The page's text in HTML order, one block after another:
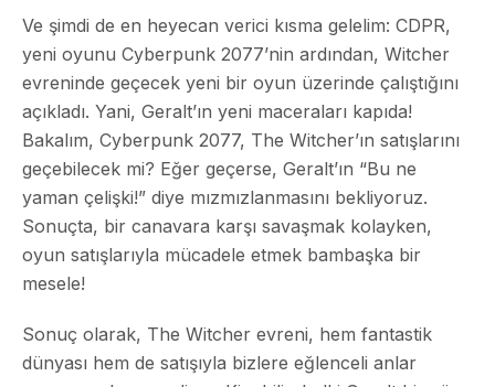
Ve şimdi de en heyecan verici kısma gelelim: CDPR,
yeni oyunu Cyberpunk 2077’nin ardından, Witcher
evreninde geçecek yeni bir oyun üzerinde çalıştığını
açıkladı. Yani, Geralt’ın yeni maceraları kapıda!
Bakalım, Cyberpunk 2077, The Witcher’ın satışlarını
geçebilecek mi? Eğer geçerse, Geralt’ın “Bu ne
yaman çelişki!” diye mızmızlanmasını bekliyoruz.
Sonuçta, bir canavara karşı savaşmak kolayken,
oyun satışlarıyla mücadele etmek bambaşka bir
mesele!
Sonuç olarak, The Witcher evreni, hem fantastik
dünyası hem de satışıyla bizlere eğlenceli anlar